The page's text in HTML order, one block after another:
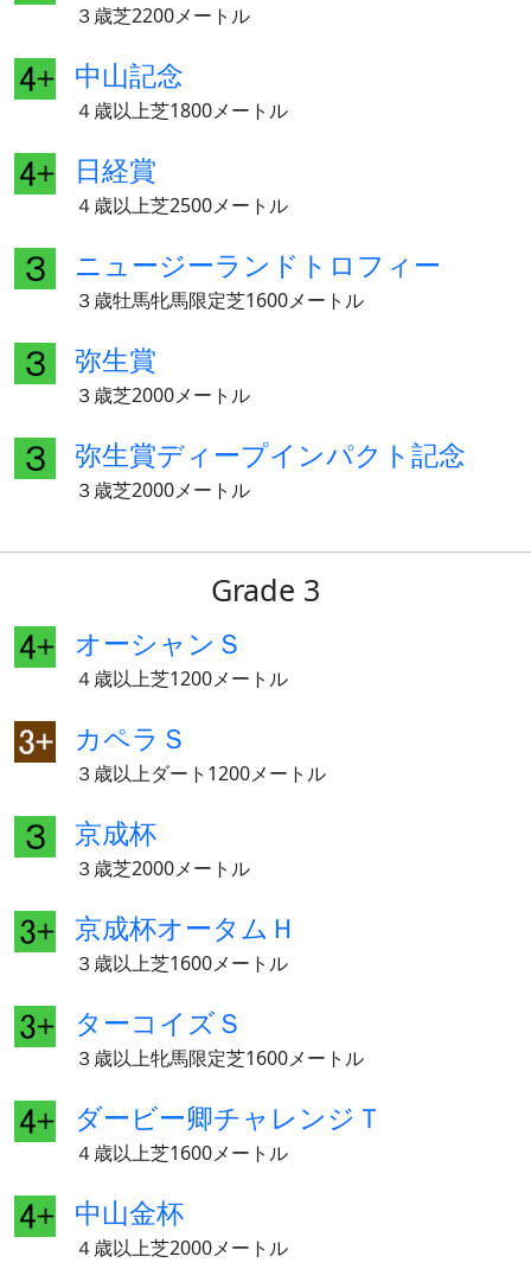
３歳芝2200メートル
中山記念
４歳以上芝1800メートル
日経賞
４歳以上芝2500メートル
ニュージーランドトロフィー
３歳牡馬牝馬限定芝1600メートル
弥生賞
３歳芝2000メートル
弥生賞ディープインパクト記念
３歳芝2000メートル
Grade 3
オーシャンＳ
４歳以上芝1200メートル
カペラＳ
３歳以上ダート1200メートル
京成杯
３歳芝2000メートル
京成杯オータムＨ
３歳以上芝1600メートル
ターコイズＳ
３歳以上牝馬限定芝1600メートル
ダービー卿チャレンジＴ
４歳以上芝1600メートル
中山金杯
４歳以上芝2000メートル